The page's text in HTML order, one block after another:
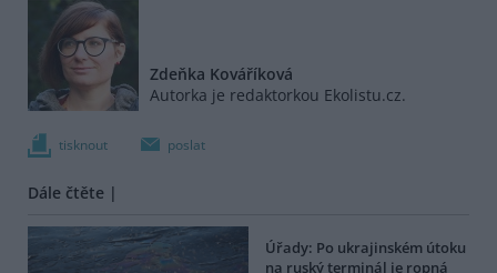
Zdeňka Kováříková
Autorka je redaktorkou Ekolistu.cz.
tisknout poslat
Dále čtěte |
Úřady: Po ukrajinském útoku
na ruský terminál je ropná